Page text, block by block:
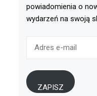
powiadomienia o
wydarzeń na swoją
ZAPISZ